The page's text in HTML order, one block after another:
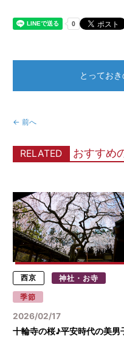
← 前へ
とってお
RELATED おすすめ
西京 神社・お寺
季節
2026/02/17
十輪寺の桜♪平安時代の美男